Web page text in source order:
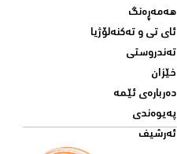
هەمەڕەنگ
ئای تی و تەکنەلۆژیا
تەندروستی
خێزان
دەربارەی ئێمە
پەیوەندی
ئەرشیف